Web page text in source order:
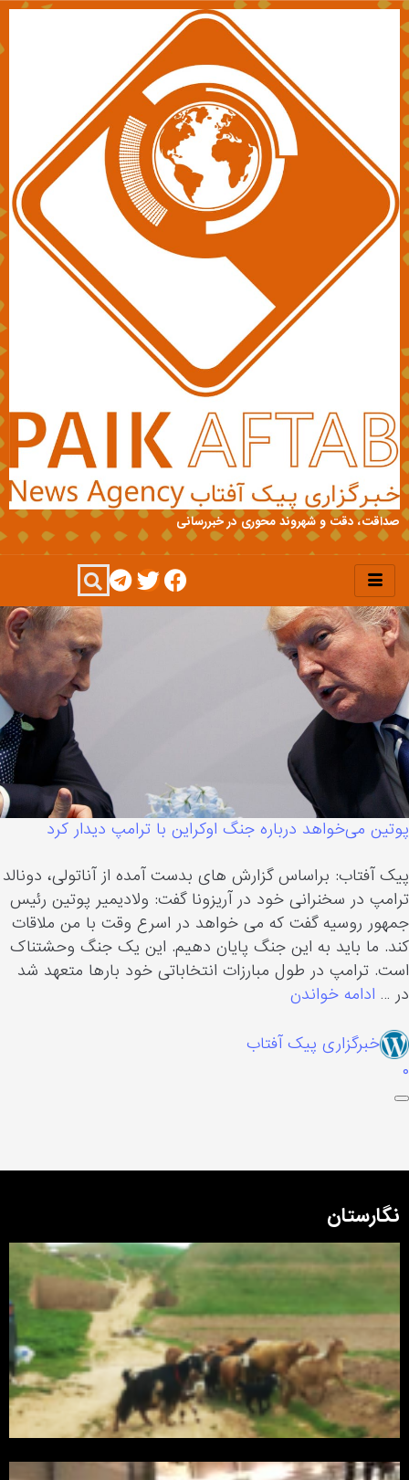
صداقت، دقت و شهروند محوری در خبررسانی
می‌خواهد درباره جنگ اوکراین با ترامپ دیدار کرد
آفتاب: براساس گزارش های بدست آمده از آناتولی، دونالد
در سخنرانی خود در آریزونا گفت: ولادیمیر پوتین رئیس
روسیه گفت که می خواهد در اسرع وقت با من ملاقات
ما باید به این جنگ پایان دهیم. این یک جنگ وحشتناک
ترامپ در طول مبارزات انتخاباتی خود بارها متعهد شد
… ادامه خواندن
خبرگزاری پیک آفتاب
نگارستان